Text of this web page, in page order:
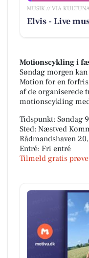
MUSIK // VIA
Elvis - Live
Motionscykling i
Søndag morgen
Motion for en
af de organiserede
motionscykling
Tidspunkt: Søndag
Sted: Næstved
Rådmandshaven
Entré: Fri entré
Tilmeld gratis